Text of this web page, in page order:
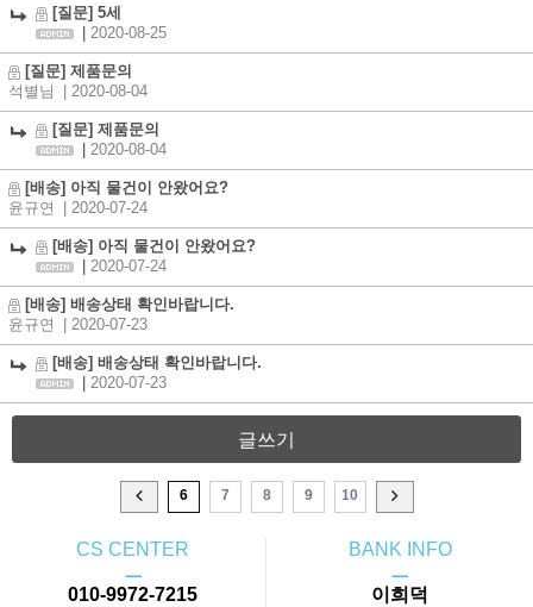
[질문] 5세
2020-08-25
[질문] 제품문의
석별님
| 2020-08-04
[질문] 제품문의
2020-08-04
[배송] 아직 물건이 안왔어요?
윤규연
| 2020-07-24
[배송] 아직 물건이 안왔어요?
2020-07-24
[배송] 배송상태 확인바랍니다.
윤규연
| 2020-07-23
[배송] 배송상태 확인바랍니다.
2020-07-23
글쓰기
6 7 8 9 10
CS CENTER
ㅡ
010-9972-7215
BANK INFO
ㅡ
이희덕